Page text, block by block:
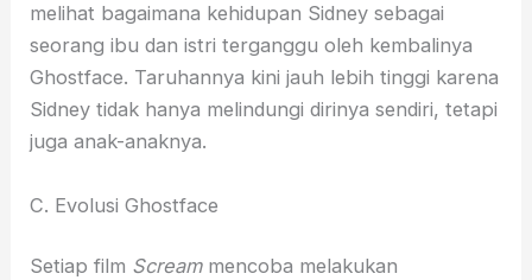
melihat bagaimana kehidupan Sidney sebagai
seorang ibu dan istri terganggu oleh kembalinya
Ghostface. Taruhannya kini jauh lebih tinggi karena
Sidney tidak hanya melindungi dirinya sendiri, tetapi
juga anak-anaknya.
C. Evolusi Ghostface
Setiap film Screammencoba melakukan